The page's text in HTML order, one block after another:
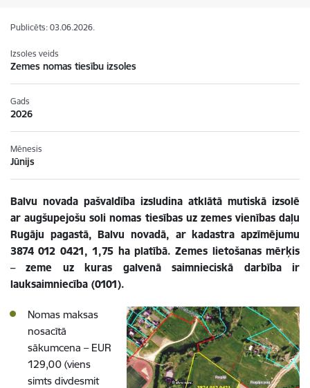
Publicēts: 03.06.2026.
Izsoles veids
Zemes nomas tiesību izsoles
Gads
2026
Mēnesis
Jūnijs
Balvu novada pašvaldība izsludina atklātā mutiskā izsolē
ar augšupejošu soli nomas tiesības uz zemes vienības daļu
Rugāju pagastā, Balvu novadā, ar kadastra apzīmējumu
3874 012 0421, 1,75 ha platībā. Zemes lietošanas mērķis
– zeme uz kuras galvenā saimnieciskā darbība ir
lauksaimniecība (0101).
Nomas maksas
nosacītā
sākumcena – EUR
129,00 (viens
simts divdesmit